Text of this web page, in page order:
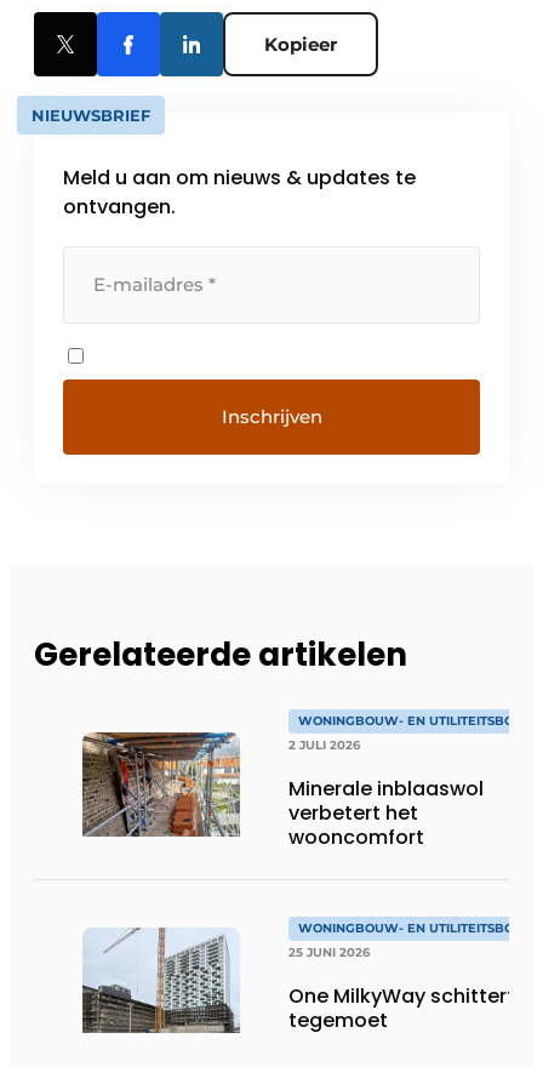
Kopieer
NIEUWSBRIEF
Meld u aan om nieuws & updates te
ontvangen.
Gerelateerde artikelen
WONINGBOUW- EN UTILITEITSBOUW
2 JULI 2026
Minerale inblaaswol
verbetert het
wooncomfort
WONINGBOUW- EN UTILITEITSBOUW
25 JUNI 2026
One MilkyWay schittert je
tegemoet